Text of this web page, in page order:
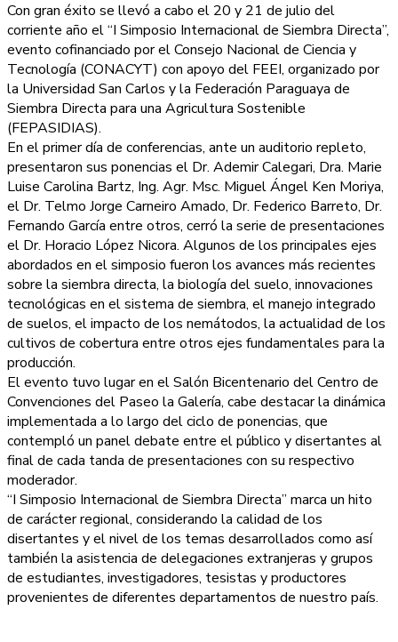
Con gran éxito se llevó a cabo el 20 y 21 de julio del
corriente año el “I Simposio Internacional de Siembra Directa”,
evento cofinanciado por el Consejo Nacional de Ciencia y
Tecnología (CONACYT) con apoyo del FEEI, organizado por
la Universidad San Carlos y la Federación Paraguaya de
Siembra Directa para una Agricultura Soste­nible
(FEPASIDIAS).
En el primer día de conferencias, ante un auditorio repleto,
presentaron sus ponencias el Dr. Ademir Calegari, Dra. Marie
Luise Carolina Bartz, Ing. Agr. Msc. Miguel Ángel Ken Moriya,
el Dr. Telmo Jorge Carneiro Amado, Dr. Federico Barreto, Dr.
Fernando García entre otros, cerró la serie de presentaciones
el Dr. Horacio López Nicora. Algunos de los principales ejes
abordados en el simposio fueron los avances más recientes
sobre la siembra directa, la biología del suelo, innovaciones
tecnológicas en el sistema de siembra, el manejo integrado
de suelos, el impacto de los nemátodos, la actualidad de los
cultivos de cobertura entre otros ejes fundamentales para la
producción.
El evento tuvo lugar en el Salón Bicentenario del Centro de
Convenciones del Paseo la Galería, cabe destacar la dinámica
implementada a lo largo del ciclo de ponencias, que
contempló un panel debate entre el público y disertantes al
final de cada tanda de presentaciones con su respectivo
moderador.
“I Simposio Internacional de Siembra Directa” marca un hito
de carácter regional, considerando la calidad de los
disertantes y el nivel de los temas desarrollados como así
también la asistencia de delegaciones extranjeras y grupos
de estudiantes, investigadores, tesistas y productores
provenientes de diferentes departamentos de nuestro país.